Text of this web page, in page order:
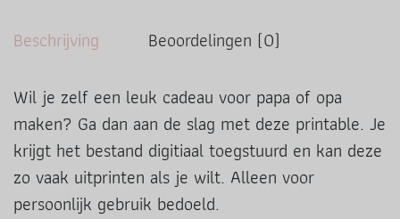
Beschrijving
Beoordelingen (0)
Wil je zelf een leuk cadeau voor papa of opa
maken? Ga dan aan de slag met deze printable. Je
krijgt het bestand digitiaal toegstuurd en kan deze
zo vaak uitprinten als je wilt. Alleen voor
persoonlijk gebruik bedoeld.